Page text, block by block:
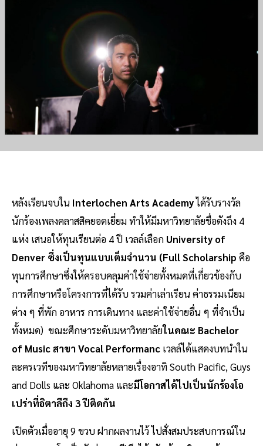
หลังเรียนจบใน Interlochen Arts Academyได้รับรางวัล
นักร้องเพลงคลาสสิคยอดเยี่ยม ทำให้มีมหาวิทยาลัยชื่อดังถึง 4
แห่ง เสนอให้ทุนเรียนต่อ 4 ปี เวลล์เลือก University of
Denver ซึ่งเป็นทุนแบบเต็มจำนวน (Full Scholarship คือ
ทุนการศึกษาซึ่งให้ครอบคลุมค่าใช้จ่ายทั้งหมดที่เกี่ยวข้องกับ
การศึกษาหรือโครงการที่ได้รับ รวมค่าเล่าเรียน ค่าธรรมเนียม
ต่าง ๆ ที่พัก อาหาร การเดินทาง และค่าใช้จ่ายอื่น ๆ ที่จำเป็น
ทั้งหมด) ขณะศึกษาระดับมหาวิทยาลัยในคณะ Bachelor
of Music สาขา Vocal Performanc เวลล์ได้แสดงบทนำใน
ละครเวทีของมหาวิทยาลัยหลายเรื่องอาทิ South Pacific, Guys
and Dolls และ Oklahoma และมีโอกาสได้ไปเป็นนักร้องโอ
เปร่าที่อิตาลีถึง 3 ปีติดกัน
เปิดตัวเมื่ออายุ 9 ขวบ ฝากผลงานไว้ ไปสั่งสมประสบการณ์ใน